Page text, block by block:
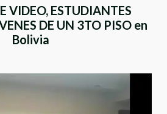
VIDEO, ESTUDIANTES
DE UN 3TO PISO en
Bolivia